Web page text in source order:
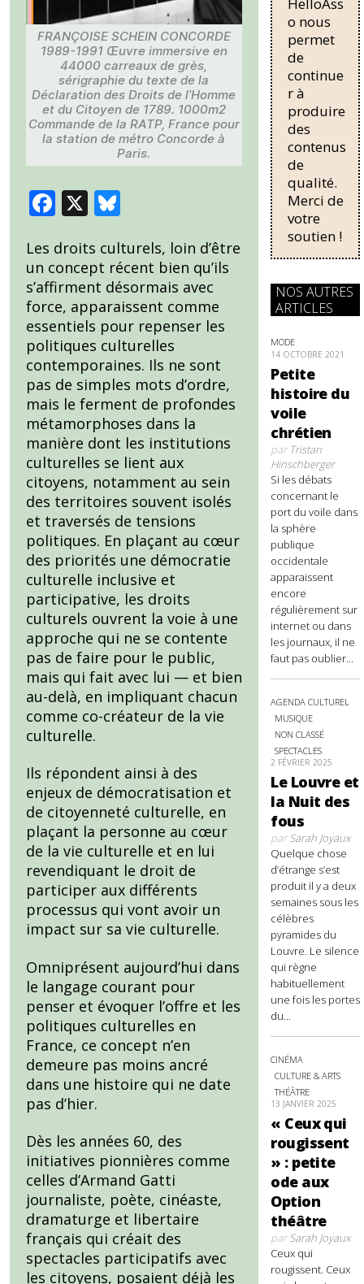
FRANÇOISE SCHEIN CONCORDE
1989-1991 Œuvre immersive en
44000 carreaux de grès,
sérigraphie du texte de la
Déclaration des Droits de l’Homme
et du Citoyen de 1789. 1000m2
Commande de la RATP, France pour
la station de métro Concorde à
Paris.
F
e
b
o
o
k
X Bl
e
sk
y
Les droits culturels, loin d’être
un concept récent bien qu’ils
s’affirment désormais avec
force, apparaissent comme
essentiels pour repenser les
politiques culturelles
contemporaines. Ils ne sont
pas de simples mots d’ordre,
mais le ferment de profondes
métamorphoses dans la
manière dont les institutions
culturelles se lient aux
citoyens, notamment au sein
des territoires souvent isolés
et traversés de tensions
politiques. En plaçant au cœur
des priorités une démocratie
culturelle inclusive et
participative, les droits
culturels ouvrent la voie à une
approche qui ne se contente
pas de faire pour le public,
mais qui fait avec lui — et bien
au-delà, en impliquant chacun
comme co-créateur de la vie
culturelle.
Ils répondent ainsi à des
enjeux de démocratisation et
de citoyenneté culturelle, en
plaçant la personne au cœur
de la vie culturelle et en lui
revendiquant le droit de
participer aux différents
processus qui vont avoir un
impact sur sa vie culturelle.
Omniprésent aujourd’hui dans
le langage courant pour
penser et évoquer l’offre et les
politiques culturelles en
France, ce concept n’en
demeure pas moins ancré
dans une histoire qui ne date
pas d’hier.
Dès les années 60, des
initiatives pionnières comme
celles d’Armand Gatti
journaliste, poète, cinéaste,
dramaturge et libertaire
français qui créait des
spectacles participatifs avec
les citoyens, posaient déjà les
nécessaire
pour une
régularisati
on,
passant
de trois...
o nous
permet
de
continue
r à
produire
des
contenus
de
qualité.
Merci de
votre
soutien !
NOS AUTRES
ARTICLES
MODE
14 OCTOBRE 2021
Petite
histoire du
voile
chrétien
parTristan
Hinschberger
Si les débats
concernant le
port du voile dans
la sphère
publique
occidentale
apparaissent
encore
régulièrement sur
internet ou dans
les journaux, il ne
faut pas oublier...
AGENDA CULTUREL
MUSIQUE
NON CLASSÉ
SPECTACLES
2 FÉVRIER 2025
Le Louvre et
la Nuit des
fous
parSarah Joyaux
Quelque chose
d’étrange s’est
produit il y a deux
semaines sous les
célèbres
pyramides du
Louvre. Le silence
qui règne
habituellement
une fois les portes
du...
CINÉMA
CULTURE & ARTS
THÉÂTRE
13 JANVIER 2025
« Ceux qui
rougissent
» : petite
ode aux
Option
théâtre
parSarah Joyaux
Ceux qui
rougissent. Ceux